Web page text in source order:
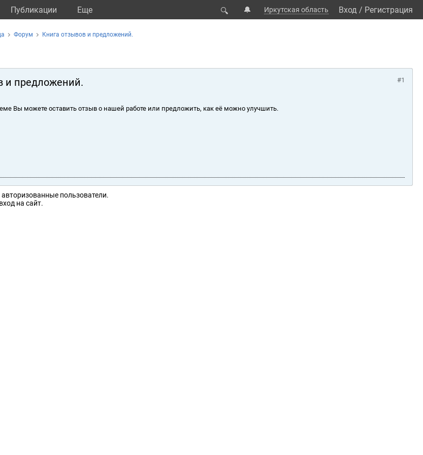
Публикации Eще 🔍 🔔 Иркутская область Вход / Регистрация
Форум Книга отзывов и предложений.
и предложений. #1
Вы можете оставить отзыв о нашей работе или предложить, как её можно улучшить.
пользователи.
на сайт.